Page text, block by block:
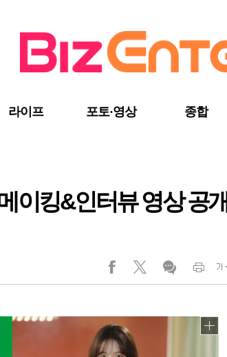
라이프 포토·영상 종합
이킹&인터뷰 영상 공개